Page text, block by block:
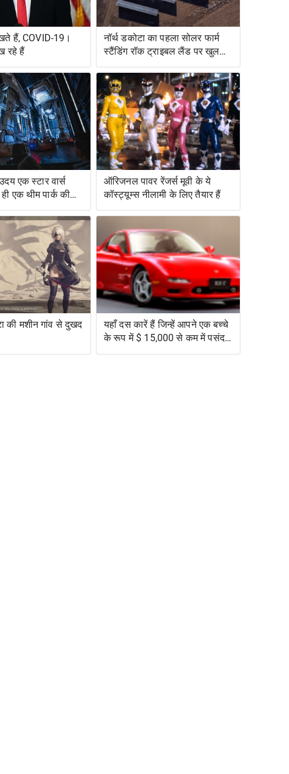
हैं, COVID-19।
रहे हैं
नॉर्थ डकोटा का पहला सोलर फार्म
स्टैंडिंग रॉक ट्राइबल लैंड पर खुलता
है
एक स्टार वार्स
ही एक थीम पार्क की
ऑरिजनल पावर रेंजर्स मूवी के ये
कॉस्ट्यूम्स नीलामी के लिए तैयार हैं
की मशीन गांव से दुखद
यहाँ दस कारें हैं जिन्हें आपने एक बच्चे
के रूप में $ 15,000 से कम में पसंद
किया था